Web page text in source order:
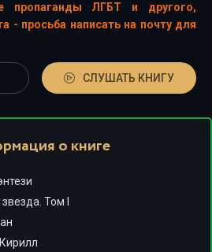
пропаганды ЛГБТ и другого,
- просьба написать на почту для
СЛУШАТЬ КНИГУ
о книге
Том I